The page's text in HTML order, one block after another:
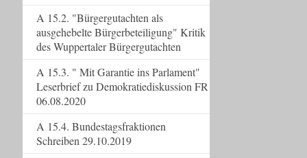
A 15.2. "Bürgergutachten als
ausgehebelte Bürgerbeteiligung" Kritik
des Wuppertaler Bürgergutachten
A 15.3. " Mit Garantie ins Parlament"
Leserbrief zu Demokratiediskussion FR
06.08.2020
A 15.4. Bundestagsfraktionen
Schreiben 29.10.2019